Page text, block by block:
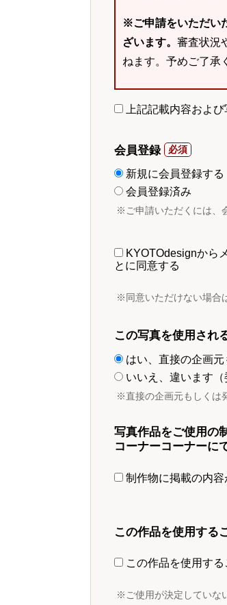
※ご申請をいただい
ざいます。 審査状況
ねます。予めご了承
上記記載内容およ
会員登録
新規に会員登録す
会員登録済み
※ご申請いただくには、
KYOTOdesignから
とに同意する
※同意いただけない場合
この写真を使用され
はい、直接の企画元
いいえ、違います（
※直接の企画元もしくは
写真作品をご使用の
コーナーコーナーに
制作物に掲載の内
この作品を使用する
この作品を使用する
※ご使用が決定していな